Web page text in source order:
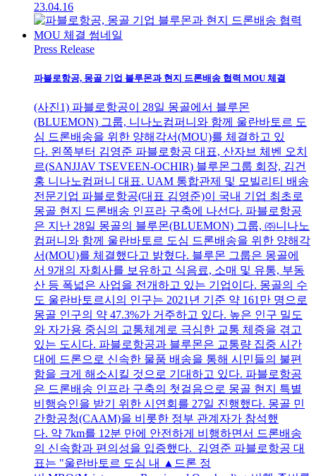
23.04.16
Press Release
파블로항공, 몽골 기업 블루몬과 현지 드론배송 협력 MOU 체결
(사진1) 파블로항공이 28일 몽골에서 블루몬
(BLUEMON) 그룹, 니나노컴퍼니와 함께 울란바토르 도
심 드론배송을 위한 양해각서(MOU)를 체결하고 있
다. 왼쪽부터 김영준 파블로항공 대표, 산자브 체벤 오치
르(SANJJAV TSEVEEN-OCHIR) 블루몬그룹 회장, 김건
홍 니나노컴퍼니 대표. UAM 통합관제 및 모빌리티 배송
전문기업 파블로항공(대표 김영준)이 국내 기업 최초로
몽골 현지 드론배송 인프라 구축에 나선다. 파블로항공
은 지난 28일 몽골의 블루몬(BLUEMON) 그룹, ㈜니나노
컴퍼니와 함께 울란바토르 도심 드론배송을 위한 양해각
서(MOU)를 체결했다고 밝혔다. 블루몬 그룹은 몽골에
서 9개의 자회사를 보유하고 식음료, 소매 및 유통, 부동
산 등 폭넓은 사업을 전개하고 있는 기업이다. 몽골의 수
도 울란바토르시의 인구는 2021년 기준 약 161만 명으로
몽골 인구의 약 47.3%가 거주하고 있다. 높은 인구 밀도
와 자가용 중심의 교통체계로 극심한 교통 체증을 겪고
있는 도시다. 파블로항공과 블루몬은 교통량 집중 시간
대에 드론으로 신속한 물품 배송을 통해 시민들의 불편
함을 크게 해소시킬 것으로 기대하고 있다. 파블로항공
은 드론배송 인프라 구축의 첫걸음으로 몽골 현지 특별
비행승인을 받기 위한 시연회를 27일 진행했다. 몽골 민
간항공청(CAAM)을 비롯한 정부 관계자가 참석했
다. 약 7km를 12분 만에 안전하게 비행하면서 드론배송
의 신속함과 편의성을 입증했다. 김영준 파블로항공 대
표는 "울란바토르 도심 내 ▲드론 정